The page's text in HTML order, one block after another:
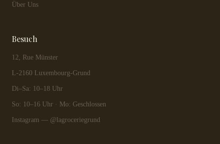
Über Uns
Besuch
12, Rue Münster
L-2160 Luxembourg-Grund
Di–Sa: 10–18 Uhr
So: 10–16 Uhr · Mo: Geschlossen
Instagram — @lagroceriegrund